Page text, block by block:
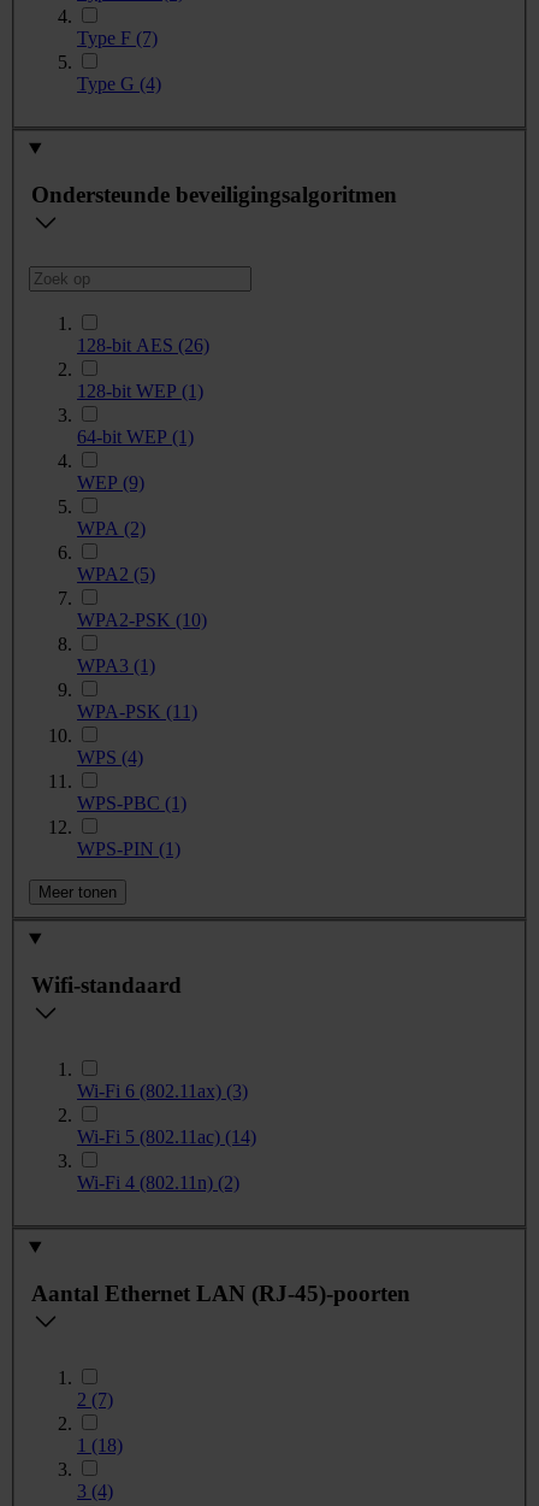
Type F (7)
Type G (4)
Ondersteunde beveiligingsalgoritmen
128-bit AES (26)
128-bit WEP (1)
64-bit WEP (1)
WEP (9)
WPA (2)
WPA2 (5)
WPA2-PSK (10)
WPA3 (1)
WPA-PSK (11)
WPS (4)
WPS-PBC (1)
WPS-PIN (1)
Meer tonen
Wifi-standaard
Wi-Fi 6 (802.11ax) (3)
Wi-Fi 5 (802.11ac) (14)
Wi-Fi 4 (802.11n) (2)
Aantal Ethernet LAN (RJ-45)-poorten
2 (7)
1 (18)
3 (4)